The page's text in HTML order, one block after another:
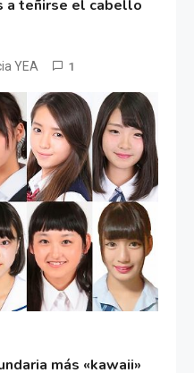
a teñirse el cabello
YEA 1
más «kawaii»